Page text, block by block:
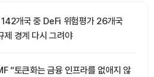
개국 중 DeFi 위험평가 26개국
경계 다시 그려야
“토큰화는 금융 인프라를 없애지 않